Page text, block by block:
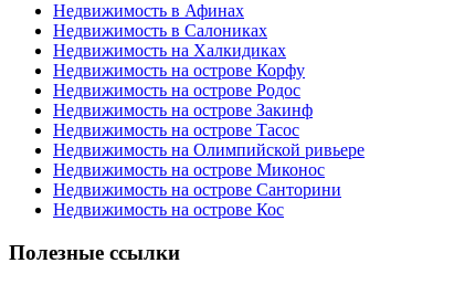
Недвижимость в Афинах
Недвижимость в Салониках
Недвижимость на Халкидиках
Недвижимость на острове Корфу
Недвижимость на острове Родос
Недвижимость на острове Закинф
Недвижимость на острове Тасос
Недвижимость на Олимпийской ривьере
Недвижимость на острове Миконос
Недвижимость на острове Санторини
Недвижимость на острове Кос
Полезные ссылки